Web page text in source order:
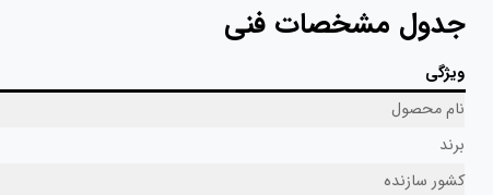
جدول مشخصات فنی
ویژگی
نام محصول
برند
کشور سازنده